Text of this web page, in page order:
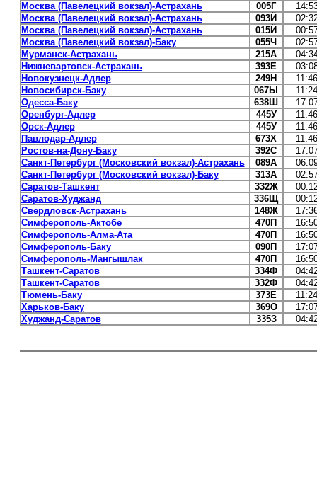
Москва (Павелецкий вокзал)-Астрахань
005Г
Москва (Павелецкий вокзал)-Астрахань
093Й
Москва (Павелецкий вокзал)-Астрахань
015Й
Москва (Павелецкий вокзал)-Баку
055Ч
Мурманск-Астрахань
215А
Нижневартовск-Астрахань
393Е
Новокузнецк-Адлер
249Н
11:46
Новосибирск-Баку
067Ы
11:24
Одесса-Баку
638Ш
Оренбург-Адлер
445У
11:46
Орск-Адлер
445У
11:46
Павлодар-Адлер
673Х
11:46
Ростов-на-Дону-Баку
392С
Санкт-Петербург (Московский вокзал)-Астрахань
089А
Санкт-Петербург (Московский вокзал)-Баку
313А
Саратов-Ташкент
332Ж
Саратов-Худжанд
336Щ
Свердловск-Астрахань
148Ж
Симферополь-Актобе
470П
Симферополь-Алма-Ата
470П
Симферополь-Баку
090П
Симферополь-Мангышлак
470П
Ташкент-Саратов
334Ф
Ташкент-Саратов
332Ф
Тюмень-Баку
373Е
11:24
Харьков-Баку
369О
Худжанд-Саратов
335З